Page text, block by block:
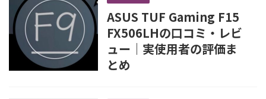
ASUS TUF Gaming F15
FX506LHの口コミ・レビ
ュー｜実使用者の評価ま
とめ